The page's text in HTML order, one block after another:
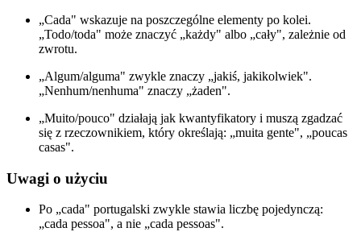
„Cada" wskazuje na poszczególne elementy po kolei.
„Todo/toda" może znaczyć „każdy" albo „cały", zależnie od
zwrotu.
„Algum/alguma" zwykle znaczy „jakiś, jakikolwiek".
„Nenhum/nenhuma" znaczy „żaden".
„Muito/pouco" działają jak kwantyfikatory i muszą zgadzać
się z rzeczownikiem, który określają: „muita gente", „poucas
casas".
Uwagi o użyciu
Po „cada" portugalski zwykle stawia liczbę pojedynczą:
„cada pessoa", a nie „cada pessoas".